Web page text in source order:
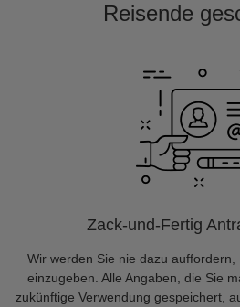
Reisende
Zack-und-Fertig
Wir werden Sie nie dazu
einzugeben. Alle Angaben, die Sie
zukünftige Verwendung gespeichert,